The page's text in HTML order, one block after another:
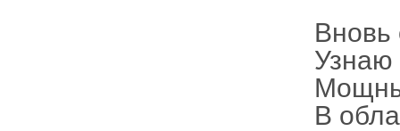
Вновь
Узнаю
В